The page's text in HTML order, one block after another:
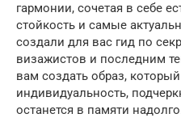
гармонии, сочетая в себе
стойкость и самые
создали для вас гид по
визажистов и последним
вам создать образ,
индивидуальность,
останется в памяти